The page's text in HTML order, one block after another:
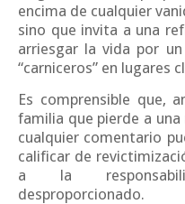
encima de cualquier
sino que invita a una
arriesgar la vida por
“carniceros” en lugares
Es comprensible que,
familia que pierde a
cualquier comentario
calificar de
a la
desproporcionado.